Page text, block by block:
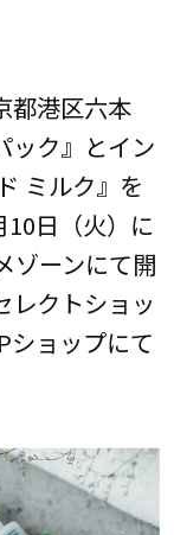
都港区六本
ック』とイン
ミルク』を
日（火）に
ゾーンにて開
レクトショッ
ョップにて